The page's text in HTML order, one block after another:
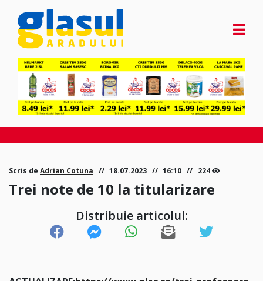
Scris de Adrian Cotuna 18.07.2023 16:10 224
Trei note de 10 la titularizare
Distribuie articolul: